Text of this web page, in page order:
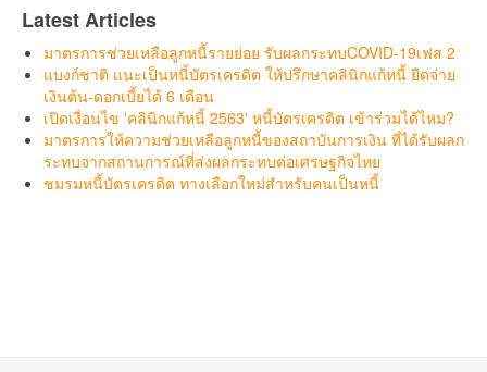
Latest Articles
มาตรการช่วยเหลือลูกหนี้รายย่อย รับผลกระทบCOVID-19เฟส 2
แบงก์ชาติ แนะเป็นหนี้บัตรเครดิต ให้ปรึกษาคลินิกแก้หนี้ ยืดจ่าย
เงินต้น-ดอกเบี้ยได้ 6 เดือน
เปิดเงื่อนไข 'คลินิกแก้หนี้ 2563' หนี้บัตรเครดิต เข้าร่วมได้ไหม?
มาตรการให้ความช่วยเหลือลูกหนี้ของสถาบันการเงิน ที่ได้รับผลก
ระทบจากสถานการณ์ที่ส่งผลกระทบต่อเศรษฐกิจไทย
ชมรมหนี้บัตรเครดิต ทางเลือกใหม่สำหรับคนเป็นหนี้